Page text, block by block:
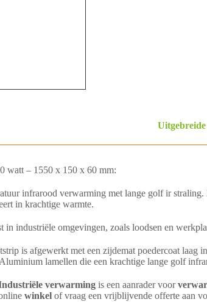
watt – 1550 x 150 x 60 mm:
infrarood verwarming met lange golf ir
in krachtige warmte.
in industriële omgevingen, zoals loodsen en
is afgewerkt met een zijdemat poedercoat
lamellen die een krachtige lange golf
verwarming is een aanrader voor
winkel of vraag een vrijblijvende offerte aan